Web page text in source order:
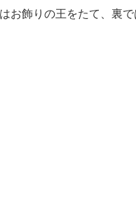
お飾りの王をたて、裏